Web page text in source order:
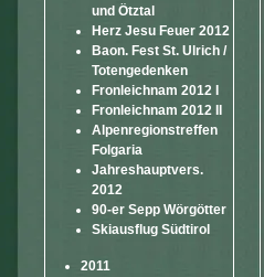
und Ötztal
Herz Jesu Feuer 2012
Baon. Fest St. Ulrich /
Totengedenken
Fronleichnam 2012 I
Fronleichnam 2012 II
Alpenregionstreffen
Folgaria
Jahreshauptvers.
2012
90-er Sepp Wörgötter
Skiausflug Südtirol
2011